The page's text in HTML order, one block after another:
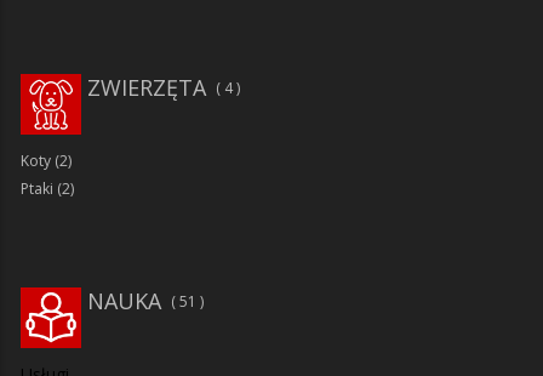
ZWIERZĘTA 4
Koty (2)
Ptaki (2)
51
NAUKA